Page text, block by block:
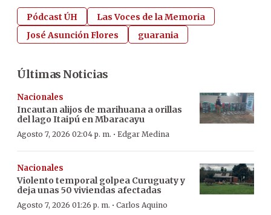
Pódcast ÚH
Las Voces de la Memoria
José Asunción Flores
guarania
Últimas Noticias
Nacionales
Incautan alijos de marihuana a orillas
del lago Itaipú en Mbaracayu
Agosto 7, 2026 02:04 p. m. · Edgar Medina
Nacionales
Violento temporal golpea Curuguaty y
deja unas 50 viviendas afectadas
Agosto 7, 2026 01:26 p. m. · Carlos Aquino